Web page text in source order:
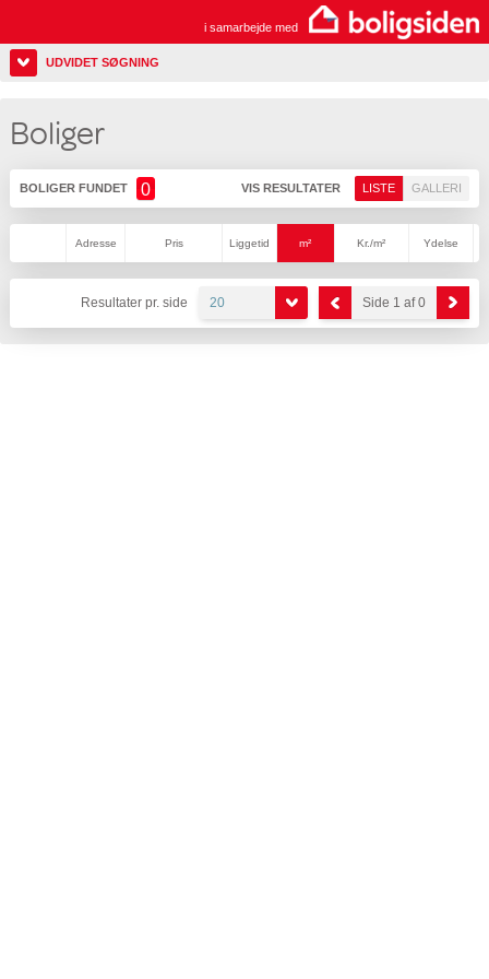
i samarbejde med
UDVIDET SØGNING
Boliger
BOLIGER FUNDET 0 VIS RESULTATER LISTE GALLERI
Adresse Pris Liggetid m² Kr./m² Ydelse
Resultater pr. side 20 Side 1 af 0